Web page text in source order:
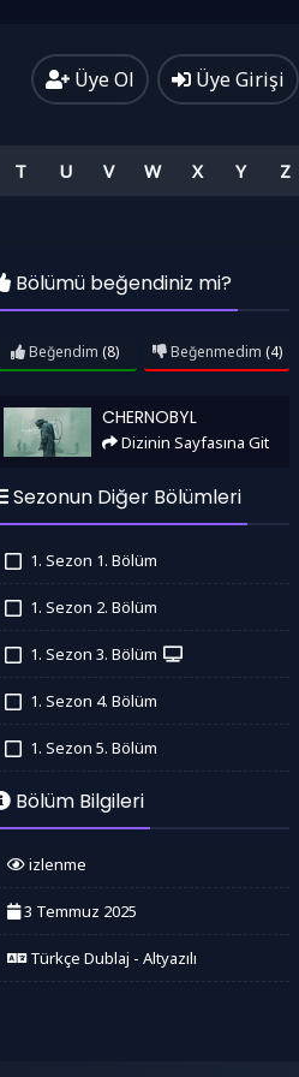
Üye Ol Üye Girişi
T U V W X Y Z
Bölümü beğendiniz mi?
Beğendim (8) Beğenmedim (4)
Chernobyl CHERNOBYL
Dizinin Sayfasına Git
Sezonun Diğer Bölümleri
1. Sezon 1. Bölüm
1. Sezon 2. Bölüm
1. Sezon 3. Bölüm
1. Sezon 4. Bölüm
1. Sezon 5. Bölüm
Bölüm Bilgileri
izlenme
3 Temmuz 2025
Türkçe Dublaj - Altyazılı